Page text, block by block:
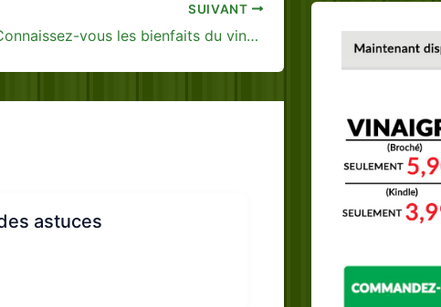
SUIVANT
Connaissez-vous les bienfaits du vinaigre à la lavande?
astuces